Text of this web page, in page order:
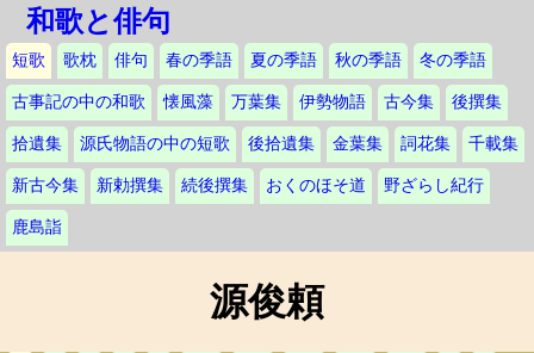
和歌と俳句
短歌 歌枕 俳句 春の季語 夏の季語 秋の季語 冬の季語
古事記の中の和歌 懐風藻 万葉集 伊勢物語 古今集 後撰集
拾遺集 源氏物語の中の短歌 後拾遺集 金葉集 詞花集 千載集
新古今集 新勅撰集 続後撰集 おくのほそ道 野ざらし紀行
鹿島詣
源俊頼